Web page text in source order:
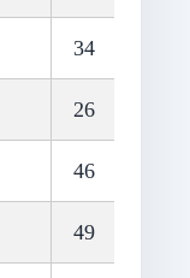
34
26
46
49